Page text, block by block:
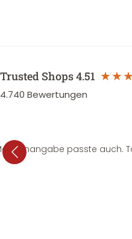
Trusted Shops4.51
4.740 Bewertungen
passte auch.